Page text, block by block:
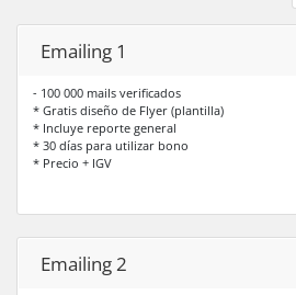
Emailing 1
- 100 000 mails verificados
* Gratis diseño de Flyer (plantilla)
* Incluye reporte general
* 30 días para utilizar bono
* Precio + IGV
Emailing 2